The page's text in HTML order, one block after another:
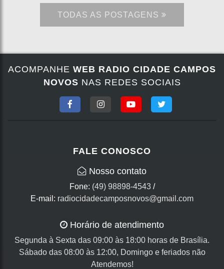
TODAS AS POSTAGENS
ACOMPANHE WEB RADIO CIDADE CAMPOS
NOVOS NAS REDES SOCIAIS
FALE CONOSCO
Nosso contato
Fone: (49) 98898-4543/
E-mail: radiocidadecamposnovos@gmail.com
Horário de atendimento
Segunda à Sexta das 09:00 às 18:00 horas de Brasília.
Sábado das 08:00 às 12:00, Domingo e feriados não
Atendemos!